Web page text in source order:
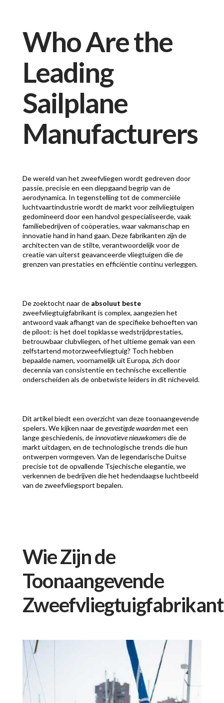
Who Are the
Leading
Sailplane
Manufacturers
De wereld van het zweefvliegen wordt gedreven door
passie, precisie en een diepgaand begrip van de
aerodynamica. In tegenstelling tot de commerciële
luchtvaartindustrie wordt de markt voor zeilvliegtuigen
gedomineerd door een handvol gespecialiseerde, vaak
familiebedrijven of coöperaties, waar vakmanschap en
innovatie hand in hand gaan. Deze fabrikanten zijn de
architecten van de stilte, verantwoordelijk voor de
creatie van uiterst geavanceerde vliegtuigen die de
grenzen van prestaties en efficiëntie continu verleggen.
De zoektocht naar de absoluut beste
zweefvliegtuigfabrikant is complex, aangezien het
antwoord vaak afhangt van de specifieke behoeften van
de piloot: is het doel topklasse wedstrijdprestaties,
betrouwbaar clubvliegen, of het ultieme gemak van een
zelfstartend motorzweefvliegtuig? Toch hebben
bepaalde namen, voornamelijk uit Europa, zich door
decennia van consistentie en technische excellentie
onderscheiden als de onbetwiste leiders in dit nicheveld.
Dit artikel biedt een overzicht van deze toonaangevende
spelers. We kijken naar degevestigde waardenmet een
lange geschiedenis, deinnovatieve nieuwkomersdie de
markt uitdagen, en de technologische trends die hun
ontwerpen vormgeven. Van de legendarische Duitse
precisie tot de opvallende Tsjechische elegantie, we
verkennen de bedrijven die het hedendaagse luchtbeeld
van de zweefvliegsport bepalen.
Wie Zijn de
Toonaangevende